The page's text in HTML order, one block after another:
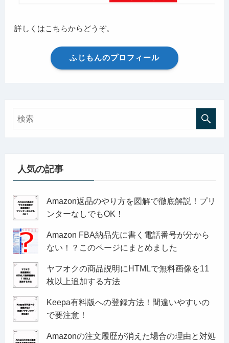
詳しくはこちらからどうぞ。
ふじもんのプロフィール
人気の記事
Amazon返品のやり方を図解で徹底解説！プリ
ンターなしでもOK！
Amazon FBA納品先に書く電話番号が分から
ない！？このページにまとめました
ヤフオクの商品説明にHTMLで無料画像を11
枚以上追加する方法
Keepa有料版への登録方法！間違いやすいの
で要注意！
Amazonの注文履歴が消えた場合の理由と対処